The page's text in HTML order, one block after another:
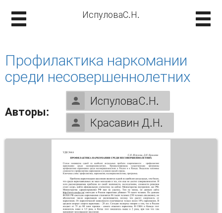
ИспуловаС.Н.
Профилактика наркомании
среди несовершеннолетних
Авторы:
ИспуловаС.Н.
Красавин Д.Н.